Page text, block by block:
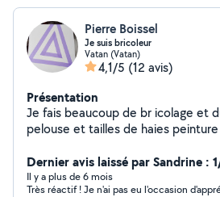
Pierre Boissel
Je suis bricoleur
Vatan (Vatan)
4,1/5 (12 avis)
Présentation
Je fais beaucoup de br icolage et
pelouse et tailles de haies
Dernier avis laissé par Sandrine :
Il y a plus de 6 mois
Très réactif ! Je n'ai pas eu l'occasion